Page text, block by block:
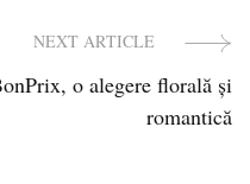
NEXT ARTICLE
o alegere florală și
romantică